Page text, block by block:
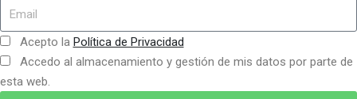
Acepto la Política de Privacidad
Accedo al almacenamiento y gestión de mis datos por parte de
esta web.